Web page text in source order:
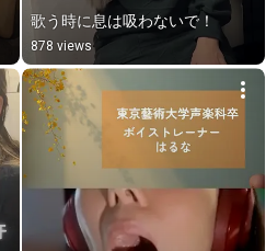
歌う時に息は吸わないで！
878 views